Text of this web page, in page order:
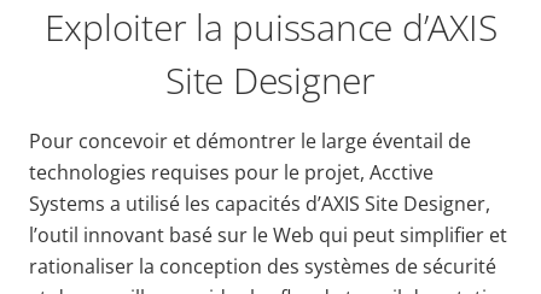
Exploiter la puissance d’AXIS
Site Designer
Pour concevoir et démontrer le large éventail de
technologies requises pour le projet, Acctive
Systems a utilisé les capacités d’AXIS Site Designer,
l’outil innovant basé sur le Web qui peut simplifier et
rationaliser la conception des systèmes de sécurité